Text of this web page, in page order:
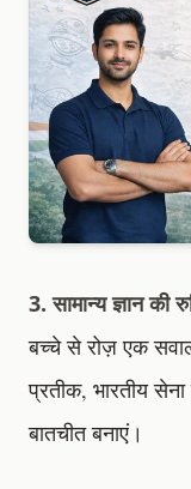
3. सामान्य ज्ञान की
बच्चे से रोज़ एक
प्रतीक, भारतीय
बातचीत बनाएं।